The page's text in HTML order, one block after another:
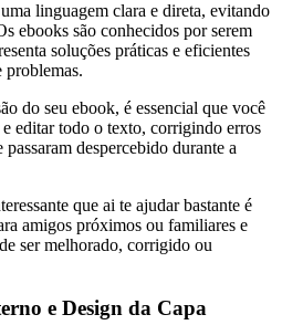
linguagem clara e direta, evitando
ebooks são conhecidos por serem
soluções práticas e eficientes
problemas.
do seu ebook, é essencial que você
editar todo o texto, corrigindo erros
despercebido durante a
que ai te ajudar bastante é
amigos próximos ou familiares e
ser melhorado, corrigido ou
e Design da Capa